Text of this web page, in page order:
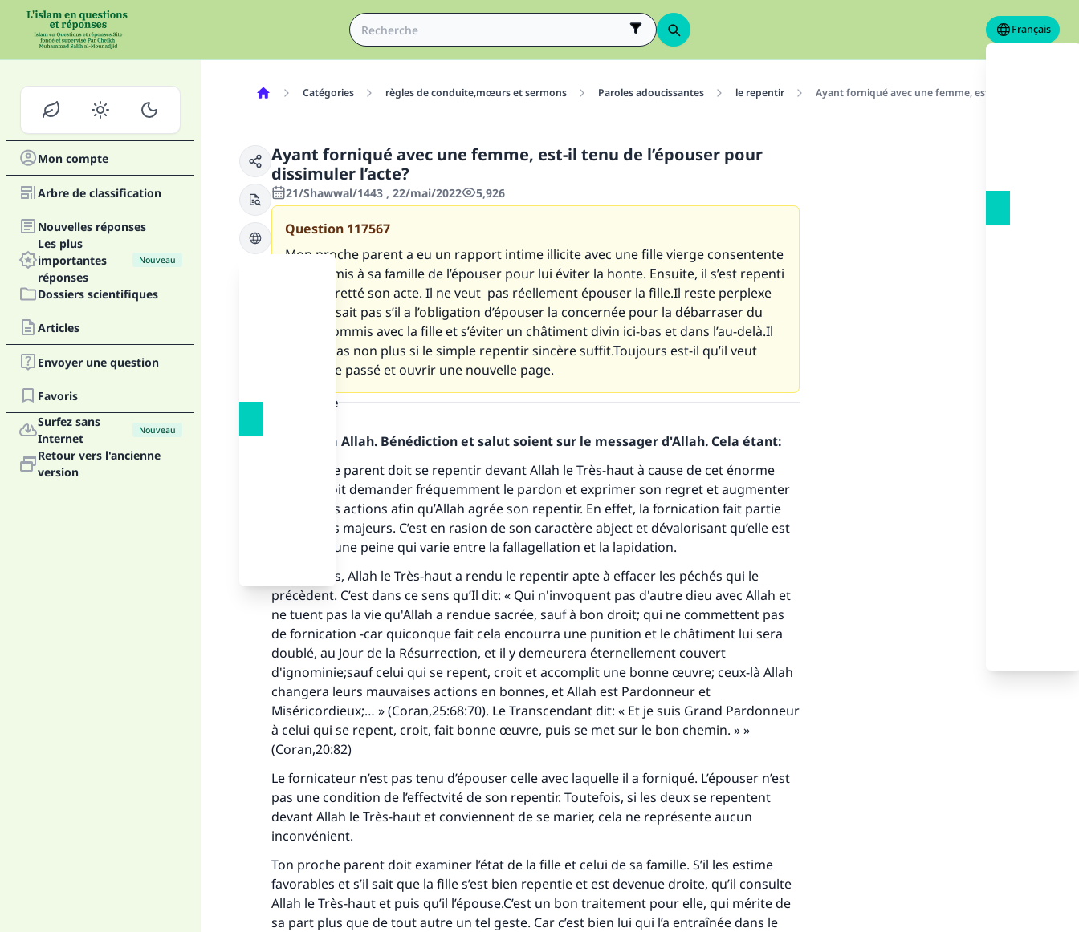
Français
Mon compte
Arbre de classification
Nouvelles réponses
Les plus
importantes
réponses
Nouveau
Dossiers scientifiques
Articles
Envoyer une question
Favoris
Surfez sans
Internet
Nouveau
Retour vers l'ancienne
version
Catégories règles de conduite,mœurs et sermons Paroles adoucissantes le repentir Ayant forniqué avec une femme, est-il tenu de
Ayant forniqué avec une femme, est-il tenu de l’épouser pour
dissimuler l’acte?
21/Shawwal/1443 , 22/mai/2022 5,926
Question 117567
Mon proche parent a eu un rapport intime illicite avec une fille vierge consentente
et a promis à sa famille de l’épouser pour lui éviter la honte. Ensuite, il s’est repenti
et a regretté son acte. Il ne veut pas réellement épouser la fille.Il reste perplexe
car il ne sait pas s’il a l’obligation d’épouser la concernée pour la débarraser du
péché commis avec la fille et s’éviter un châtiment divin ici-bas et dans l’au-delà.Il
ne sait pas non plus si le simple repentir sincère suffit.Toujours est-il qu’il veut
oublier le passé et ouvrir une nouvelle page.
la réponse
Louange à Allah. Bénédiction et salut soient sur le messager d'Allah. Cela étant:
Ton proche parent doit se repentir devant Allah le Très-haut à cause de cet énorme
péché.Il doit demander fréquemment le pardon et exprimer son regret et augmenter
ses bonnes actions afin qu’Allah agrée son repentir. En effet, la fornication fait partie
des péchés majeurs. C’est en rasion de son caractère abject et dévalorisant qu’elle est
assortie d’une peine qui varie entre la fallagellation et la lapidation.
Néanmoins, Allah le Très-haut a rendu le repentir apte à effacer les péchés qui le
précèdent. C’est dans ce sens qu’Il dit: « Qui n'invoquent pas d'autre dieu avec Allah et
ne tuent pas la vie qu'Allah a rendue sacrée, sauf à bon droit; qui ne commettent pas
de fornication -car quiconque fait cela encourra une punition et le châtiment lui sera
doublé, au Jour de la Résurrection, et il y demeurera éternellement couvert
d'ignominie;sauf celui qui se repent, croit et accomplit une bonne œuvre; ceux-là Allah
changera leurs mauvaises actions en bonnes, et Allah est Pardonneur et
Miséricordieux;… » (Coran,25:68:70). Le Transcendant dit: « Et je suis Grand Pardonneur
à celui qui se repent, croit, fait bonne œuvre, puis se met sur le bon chemin. » »
(Coran,20:82)
Le fornicateur n’est pas tenu d’épouser celle avec laquelle il a forniqué. L’épouser n’est
pas une condition de l’effectvité de son repentir. Toutefois, si les deux se repentent
devant Allah le Très-haut et conviennent de se marier, cela ne représente aucun
inconvénient.
Ton proche parent doit examiner l’état de la fille et celui de sa famille. S’il les estime
favorables et s’il sait que la fille s’est bien repentie et est devenue droite, qu’il consulte
Allah le Très-haut et puis qu’il l’épouse.C’est un bon traitement pour elle, qui mérite de
sa part plus que de tout autre un tel geste. Car c’est bien lui qui l’a entraînée dans le
Faites une différence dans la vie de millions de
personnes grâce à votre contribution
Aidez nous à apporter des réponses.